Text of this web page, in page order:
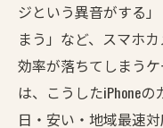
ジという異音がする
まう」など、スマホ
効率が落ちてしまう
は、こうしたiPhone
日・安い・地域最速